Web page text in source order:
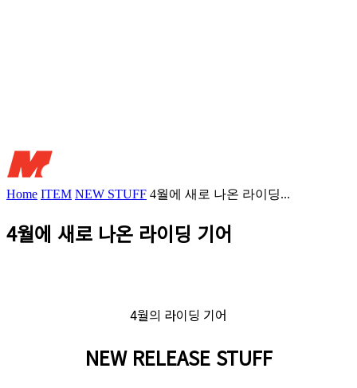
Home ITEM NEW STUFF 4월에 새로 나온 라이딩...
4월에 새로 나온 라이딩 기어
4월의 라이딩 기어
NEW RELEASE STUFF